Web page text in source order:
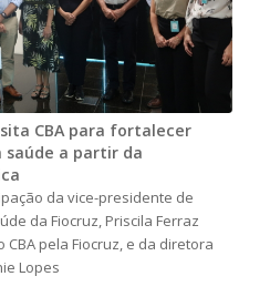
CBA para fortalecer
saúde a partir da
da vice-presidente de
da Fiocruz, Priscila Ferraz
pela Fiocruz, e da diretora
Lopes